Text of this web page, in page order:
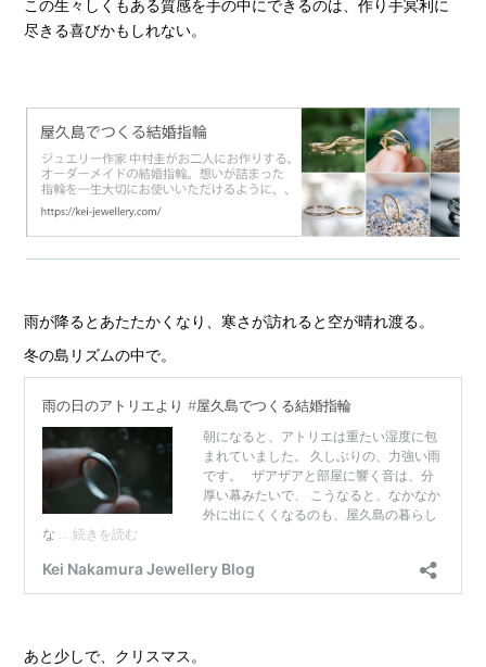
この生々しくもある質感を手の中にできるのは、作り手冥利に
尽きる喜びかもしれない。
雨が降るとあたたかくなり、寒さが訪れると空が晴れ渡る。
冬の島リズムの中で。
あと少しで、クリスマス。